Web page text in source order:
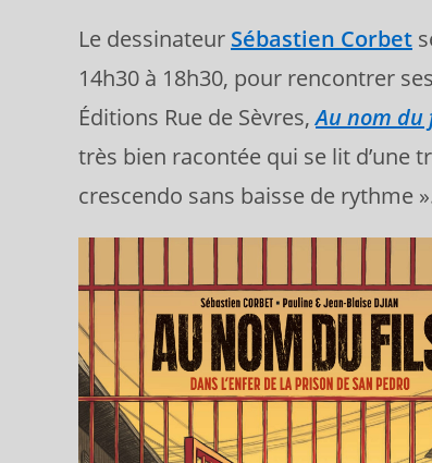
Le dessinateur Sébastien Corbet
14h30 à 18h30, pour rencontrer
Éditions Rue de Sèvres,Au nom du
très bien racontée qui se lit d’une
crescendo sans baisse de rythme